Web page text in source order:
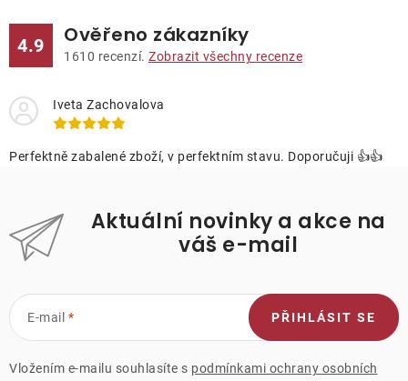
4.9 Ověřeno zákazníky
1610 recenzí. Zobrazit všechny recenze
Iveta Zachovalova
Perfektně zabalené zboží, v perfektním stavu. Doporučuji 👍👍
Aktuální novinky a akce na
váš e-mail
E-mail
Vložením e-mailu souhlasíte s podmínkami ochrany osobních
PŘIHLÁSIT SE